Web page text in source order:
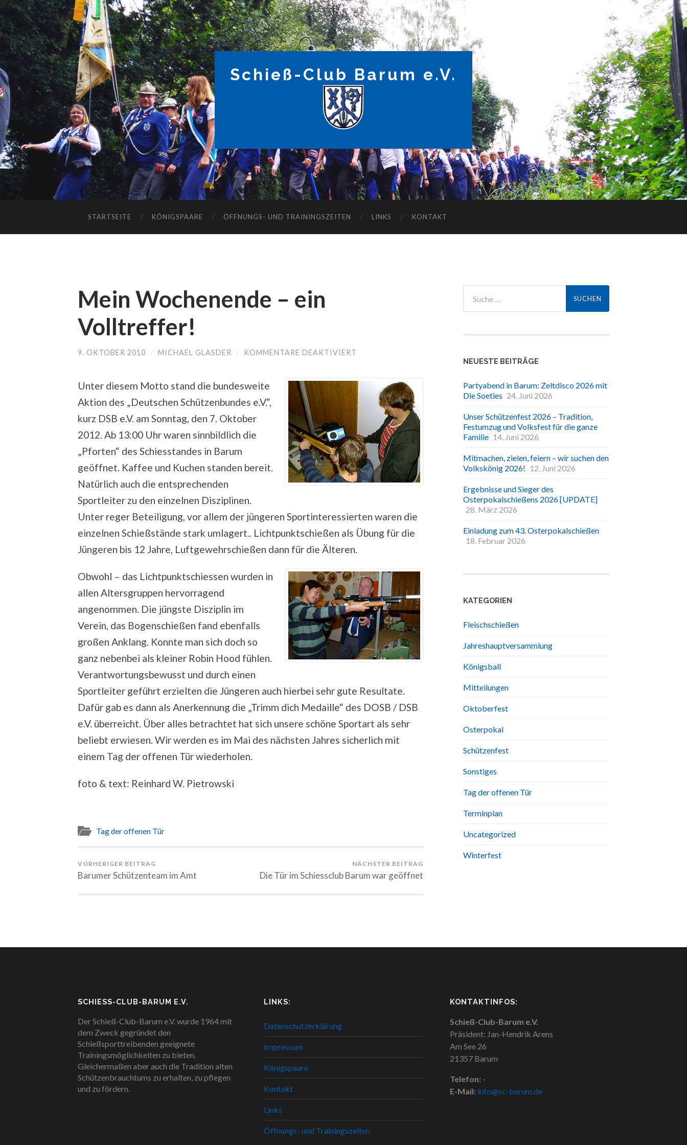
Schieß-Club Barum e.V.
STARTSEITE KÖNIGSPAARE ÖFFNUNGS- UND TRAININGSZEITEN LINKS KONTAKT
Mein Wochenende – ein
Volltreffer!
9. OKTOBER 2010 / MICHAEL GLASDER / KOMMENTARE DEAKTIVIERT
EIN
VOLLTREFFER!
Unter diesem Motto stand die bundesweite
Aktion des „Deutschen Schützenbundes e.V.“,
kurz DSB e.V. am Sonntag, den 7. Oktober
2012. Ab 13:00 Uhr waren sinnbildlich die
„Pforten“ des Schiesstandes in Barum
geöffnet. Kaffee und Kuchen standen bereit.
Natürlich auch die entsprechenden
Sportleiter zu den einzelnen Disziplinen.
Unter reger Beteiligung, vor allem der jüngeren Sportinteressierten waren die
einzelnen Schießstände stark umlagert.. Lichtpunktschießen als Übung für die
Jüngeren bis 12 Jahre, Luftgewehrschießen dann für die Älteren.
Obwohl – das Lichtpunktschiessen wurden in
allen Altersgruppen hervorragend
angenommen. Die jüngste Disziplin im
Verein, das Bogenschießen fand ebenfalls
großen Anklang. Konnte man sich doch so
ganz nebenbei als kleiner Robin Hood fühlen.
Verantwortungsbewusst und durch einen
Sportleiter geführt erzielten die Jüngeren auch hierbei sehr gute Resultate.
Dafür gab es dann als Anerkennung die „Trimm dich Medaille“ des DOSB / DSB
e.V. überreicht. Über alles betrachtet hat sich unsere schöne Sportart als sehr
beliebt erwiesen. Wir werden es im Mai des nächsten Jahres sicherlich mit
einem Tag der offenen Tür wiederholen.
foto & text: Reinhard W. Pietrowski
Tag der offenen Tür
VORHERIGER BEITRAG
Barumer Schützenteam im Amt
NÄCHSTER BEITRAG
Die Tür im Schiessclub Barum war geöffnet
NEUESTE BEITRÄGE
Partyabend in Barum: Zeltdisco 2026 mit
Die Soeties 24. Juni 2026
Unser Schützenfest 2026 – Tradition,
Festumzug und Volksfest für die ganze
Familie 14. Juni 2026
Mitmachen, zielen, feiern – wir suchen den
Volkskönig 2026! 12. Juni 2026
Ergebnisse und Sieger des
Osterpokalschießens 2026 [UPDATE]
28. März 2026
Einladung zum 43. Osterpokalschießen
18. Februar 2026
KATEGORIEN
Fleischschießen
Jahreshauptversammlung
Königsball
Mitteilungen
Oktoberfest
Osterpokal
Schützenfest
Sonstiges
Tag der offenen Tür
Terminplan
Uncategorized
Winterfest
SCHIESS-CLUB-BARUM E.V.
Der Schieß-Club-Barum e.V. wurde 1964 mit
dem Zweck gegründet den
Schießsporttreibenden geeignete
Trainingsmöglichkeiten zu bieten.
Gleichermaßen aber auch die Tradition alten
Schützenbrauchtums zu erhalten, zu pflegen
und zu fördern.
LINKS:
Datenschutzerklärung
Impressum
Königspaare
Kontakt
Links
Öffnungs- und Trainingszeiten
KONTAKTINFOS:
Schieß-Club-Barum e.V.
Präsident: Jan-Hendrik Arens
Am See 26
21357 Barum
Telefon: -
E-Mail: info@sc-barum.de